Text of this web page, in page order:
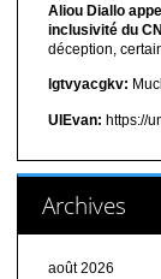
Aliou Diallo
inclusivité du
déception,
lgtvyacgkv:
UIEvan: https://
Archives
août 2026